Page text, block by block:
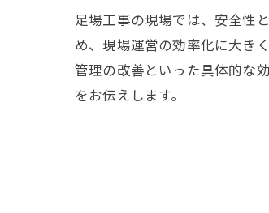
足場工事の現場では、安全性
め、現場運営の効率化に大き
管理の改善といった具体的な
をお伝えします。